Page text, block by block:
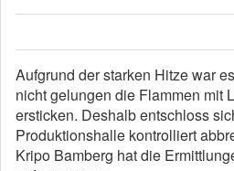
Aufgrund der starken Hitze war
nicht gelungen die Flammen mit
ersticken. Deshalb entschloss
Produktionshalle kontrolliert
Kripo Bamberg hat die